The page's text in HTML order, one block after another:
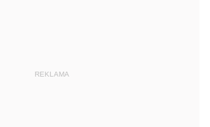
REKLAMA